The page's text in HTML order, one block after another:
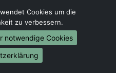
Cookies um die
zu verbessern.
notwendige Cookies